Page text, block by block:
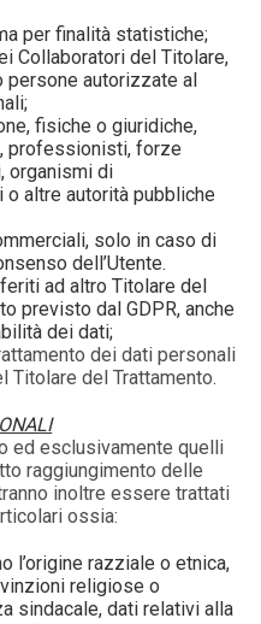
per finalità statistiche;
Collaboratori del Titolare,
persone autorizzate al
fisiche o giuridiche,
professionisti, forze
organismi di
altre autorità pubbliche
solo in caso di
dell’Utente.
ad altro Titolare del
previsto dal GDPR, anche
dei dati;
dei dati personali
del Trattamento.
ed esclusivamente quelli
raggiungimento delle
inoltre essere trattati
ossia:
l’origine razziale o etnica,
religiose o
sindacale, dati relativi alla